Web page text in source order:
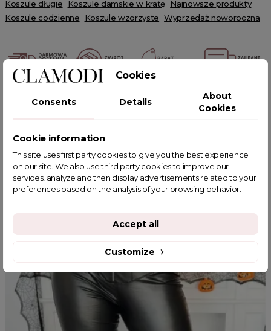
Koszule długie Koszule damskie w kratę Najnowsze produkty
Koszule codzienne
Koszule wzorzyste Wyprzedaż noworoczna
YOU MIGHT ALSO LIKE
Cookies
Consents Details
About
Cookies
Cookie information
This site uses first party cookies to give you the best experience
on our site. We also use third party cookies to improve our
services, analyze and then display advertisements related to your
preferences based on the analysis of your browsing behavior.
Customize
Accept all